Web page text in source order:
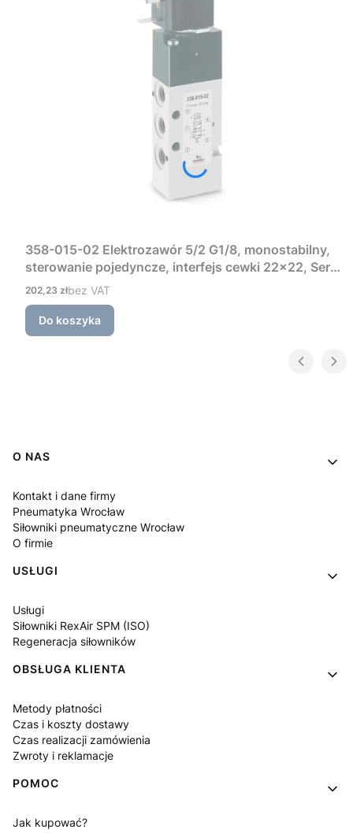
358-015-02 Elektrozawór 5/2 G1/8, monostabilny,
sterowanie pojedyncze, interfejs cewki 22×22, Seria
3 Camozzi
Cena
202,23 złbez VAT
Do koszyka
Linki w stopce
O NAS
Kontakt i dane firmy
Pneumatyka Wrocław
Siłowniki pneumatyczne Wrocław
O firmie
USŁUGI
Usługi
Siłowniki RexAir SPM (ISO)
Regeneracja siłowników
OBSŁUGA KLIENTA
Metody płatności
Czas i koszty dostawy
Czas realizacji zamówienia
Zwroty i reklamacje
POMOC
Jak kupować?